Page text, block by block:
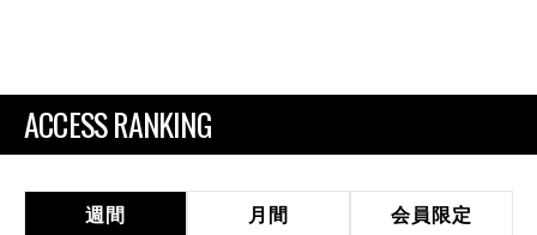
ACCESS RANKING
週間 月間 会員限定